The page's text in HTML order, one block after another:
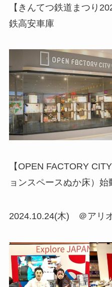
【きんてつ鉄道まつり
鉄高安車庫
【OPEN FACTORY
ョンスペースぬか床）始
2024.10.24(木) ＠アリ